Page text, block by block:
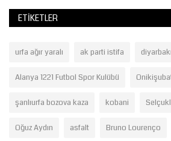
ETIKETLER
urfa ağır yaralı ak parti istifa
Alanya 1221 Futbol Spor Kulübü
şanlıurfa bozova kaza kobani
Oğuz Aydın asfalt Bruno Lourenço